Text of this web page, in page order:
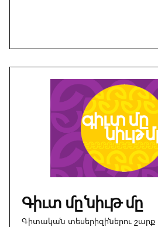
Գիւտ մը նիւթ մը
Գիտական տեսերիզիներու շարք